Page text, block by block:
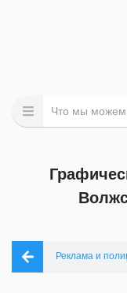
Реклама и